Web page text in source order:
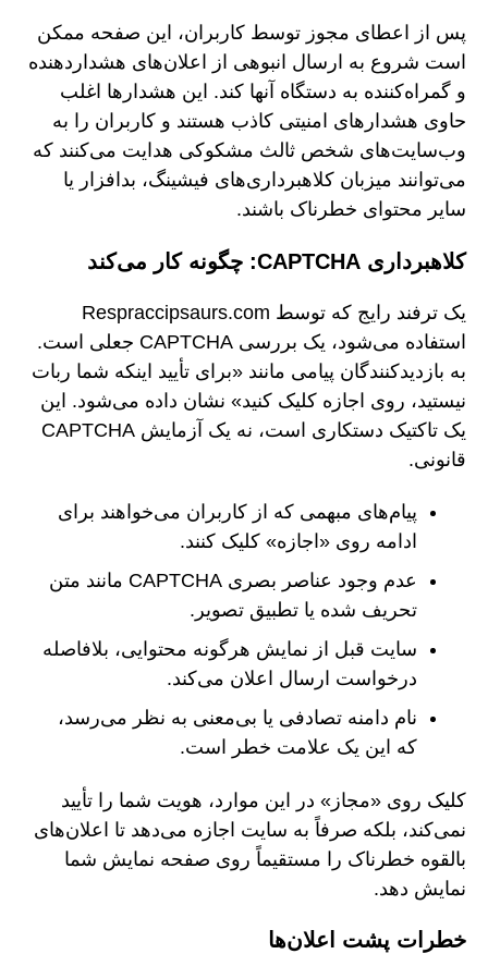
پس از اعطای مجوز توسط کاربران، این صفحه ممکن
است شروع به ارسال انبوهی از اعلان‌های هشداردهنده
و گمراه‌کننده به دستگاه آنها کند. این هشدارها اغلب
حاوی هشدارهای امنیتی کاذب هستند و کاربران را به
وب‌سایت‌های شخص ثالث مشکوکی هدایت می‌کنند که
می‌توانند میزبان کلاهبرداری‌های فیشینگ، بدافزار یا
سایر محتوای خطرناک باشند.
کلاهبرداری CAPTCHA: چگونه کار می‌کند
یک ترفند رایج که توسط Respraccipsaurs.com
استفاده می‌شود، یک بررسی CAPTCHA جعلی است.
به بازدیدکنندگان پیامی مانند «برای تأیید اینکه شما ربات
نیستید، روی اجازه کلیک کنید» نشان داده می‌شود. این
یک تاکتیک دستکاری است، نه یک آزمایش CAPTCHA
قانونی.
پیام‌های مبهمی که از کاربران می‌خواهند برای
ادامه روی «اجازه» کلیک کنند.
عدم وجود عناصر بصری CAPTCHA مانند متن
تحریف شده یا تطبیق تصویر.
سایت قبل از نمایش هرگونه محتوایی، بلافاصله
درخواست ارسال اعلان می‌کند.
نام دامنه تصادفی یا بی‌معنی به نظر می‌رسد،
که این یک علامت خطر است.
کلیک روی «مجاز» در این موارد، هویت شما را تأیید
نمی‌کند، بلکه صرفاً به سایت اجازه می‌دهد تا اعلان‌های
بالقوه خطرناک را مستقیماً روی صفحه نمایش شما
نمایش دهد.
خطرات پشت اعلان‌ها